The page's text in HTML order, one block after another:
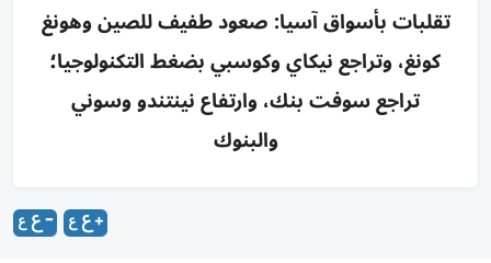
تقلبات بأسواق آسيا: صعود طفيف للصين وهونغ
كونغ، وتراجع نيكاي وكوسبي بضغط التكنولوجيا؛
تراجع سوفت بنك، وارتفاع نينتندو وسوني
والبنوك